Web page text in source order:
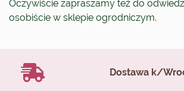
Oczywiście zapraszamy też do
osobiście w sklepie ogrodniczym.
Dostawa k/